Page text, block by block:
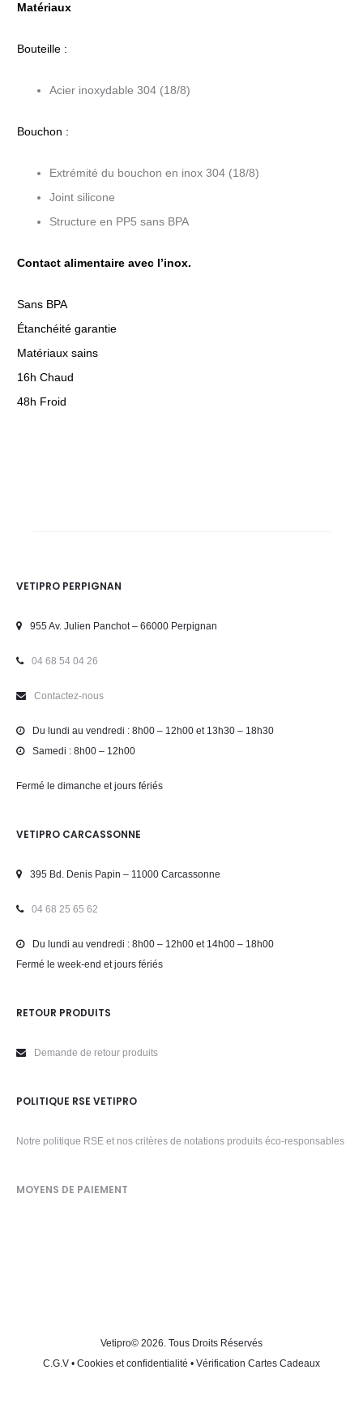
Matériaux
Bouteille :
Acier inoxydable 304 (18/8)
Bouchon :
Extrémité du bouchon en inox 304 (18/8)
Joint silicone
Structure en PP5 sans BPA
Contact alimentaire avec l’inox.
Sans BPA
Étanchéité garantie
Matériaux sains
16h Chaud
48h Froid
VETIPRO PERPIGNAN
955 Av. Julien Panchot – 66000 Perpignan
04 68 54 04 26
Contactez-nous
Du lundi au vendredi : 8h00 – 12h00 et 13h30 – 18h30
Samedi : 8h00 – 12h00
Fermé le dimanche et jours fériés
VETIPRO CARCASSONNE
395 Bd. Denis Papin – 11000 Carcassonne
04 68 25 65 62
Du lundi au vendredi : 8h00 – 12h00 et 14h00 – 18h00
Fermé le week-end et jours fériés
RETOUR PRODUITS
Demande de retour produits
POLITIQUE RSE VETIPRO
Notre politique RSE et nos critères de notations produits éco-responsables
MOYENS DE PAIEMENT
Vetipro© 2026. Tous Droits Réservés
C.G.V • Cookies et confidentialité • Vérification Cartes Cadeaux